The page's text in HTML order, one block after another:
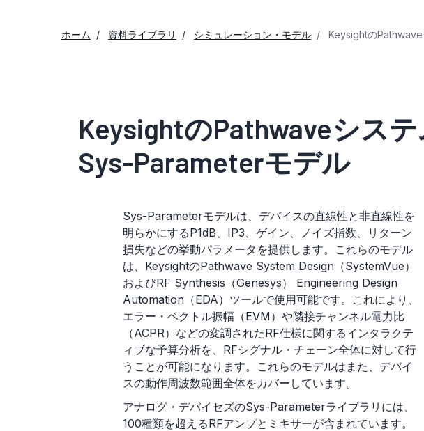
ホーム 資料ライブラリ シミュレーション・モデル Keysightの
KeysightのPathwaveシス
Sys-Parameterモデル
Sys-Parameterモデルは、デバイスの直線性と非直線性を
明らかにするP1dB、IP3、ゲイン、ノイズ指数、リターン
損失などの挙動パラメータを提供します。これらのモデル
は、KeysightのPathwave System Design（SystemVue）
およびRF Synthesis（Genesys） Engineering Design
Automation（EDA）ツールで使用可能です。これにより、
エラー・ベクトル振幅（EVM）や隣接チャンネル電力比
（ACPR）などの変調されたRF仕様に関するインタラクテ
ィブな予算分析を、RFシグナル・チェーン全体に対して行
うことが可能になります。これらのモデルはまた、デバイ
スの動作周波数範囲全体をカバーしています。
アナログ・デバイセズのSys-Parameterライブラリには、
100種類を超えるRFアンプとミキサーが含まれています。